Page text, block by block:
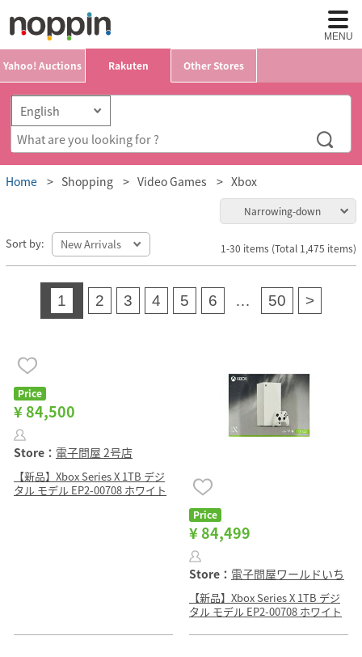
MENU
Yahoo! Auctions Rakuten Other Stores
Home Shopping Video Games Xbox
Narrowing-down
Sort by: 1-30 items (Total 1,475 items)
1 2 3 4 5 6 … 50 >
Price
¥ 84,500
Store： 電子問屋 2号店
【新品】Xbox Series X 1TB デジ
タル モデル EP2-00708 ホワイト
Price
¥ 84,499
Store： 電子問屋ワールドいち
【新品】Xbox Series X 1TB デジ
タル モデル EP2-00708 ホワイト